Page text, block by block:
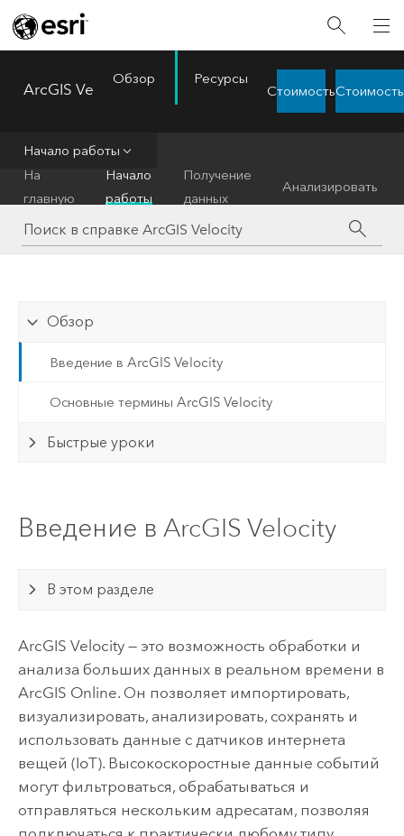
ArcGIS Velocity
Обзор Ресурсы
СтоимостьСтоимость
Начало работы
На
главную
Начало
работы
Получение
данных
Анализировать
Обзор
Введение в ArcGIS Velocity
Основные термины ArcGIS Velocity
Быстрые уроки
Введение в ArcGIS Velocity
В этом разделе
ArcGIS Velocity— это возможность обработки и
анализа больших данных в реальном времени в
ArcGIS Online. Он позволяет импортировать,
визуализировать, анализировать, сохранять и
использовать данные с датчиков интернета
вещей (IoT). Высокоскоростные данные событий
могут фильтроваться, обрабатываться и
отправляться нескольким адресатам, позволяя